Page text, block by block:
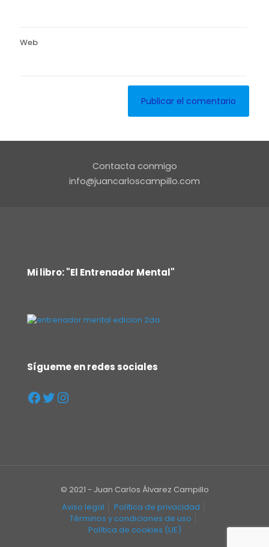
Web
Contacta conmigo
info@juancarloscampillo.com
Mi libro: "El Entrenador Mental"
Sígueme en redes sociales
© 2021 - Juan Carlos Álvarez Campillo
Aviso legal
Política de privacidad
Términos y condiciones de uso
Política de cookies (UE)